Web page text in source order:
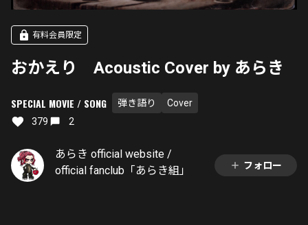
有料会員限定
おかえり Acoustic Cover by あらき
SPECIAL MOVIE / SONG 弾き語り
Cover
379
2
あらき official website /
official fanclub「あらき組」
フォロー